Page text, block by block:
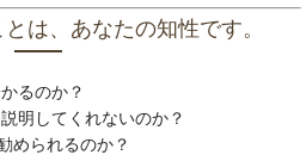
は、あなたの知性です。
るのか？
明してくれないのか？
められるのか？